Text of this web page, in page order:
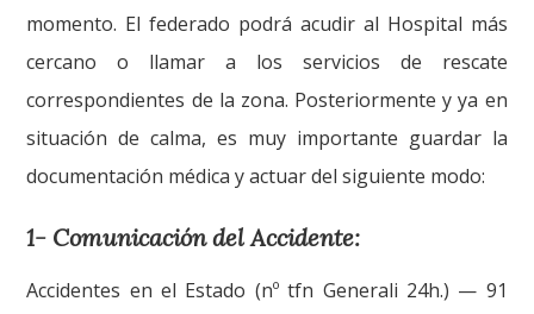
momento. El federado podrá acudir al Hospital más
cercano o llamar a los servicios de rescate
correspondientes de la zona. Posteriormente y ya en
situación de calma, es muy importante guardar la
documentación médica y actuar del siguiente modo:
1- Comunicación del Accidente:
Accidentes en el Estado (nº tfn Generali 24h.) — 91